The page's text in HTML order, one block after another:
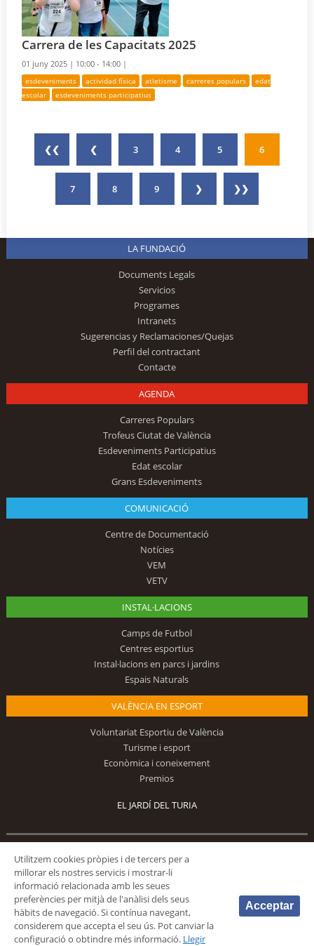
Carrera de les Capacitats 2025
01 juny 2025 | 10:00 - 14:00 |
esdeveniments actividad física atletisme carreres populars
edat
escolar
esdeveniments participatius
❮❮ ❮ 3 4 5 6
7 8 9 ❯ ❯❯
LA FUNDACIÓ
Documents Legals
Servicios
Programes
Intranets
Sugerencias y Reclamaciones/Quejas
Perfil del contractant
Contacte
AGENDA
Carreres Populars
Trofeus Ciutat de València
Esdeveniments Participatius
Edat escolar
Grans Esdeveniments
COMUNICACIÓ
Centre de Documentació
Notícies
VEM
VETV
INSTAL·LACIONS
Camps de Futbol
Centres esportius
Instal·lacions en parcs i jardins
Espais Naturals
VALÈNCIA EN ESPORT
Voluntariat Esportiu de València
Turisme i esport
Econòmica i coneixement
Premios
EL JARDÍ DEL TURIA
© 2026 Fundación Deportiva Municipal Valencia |AVÍS LEGAL
Utilitzem cookies pròpies i de tercers per a
millorar els nostres servicis i mostrar-li
informació relacionada amb les seues
preferències per mitjà de l'anàlisi dels seus
hàbits de navegació. Si contínua navegant,
considerem que accepta el seu ús. Pot canviar la
configuració o obtindre més informació. Llegir
Acceptar